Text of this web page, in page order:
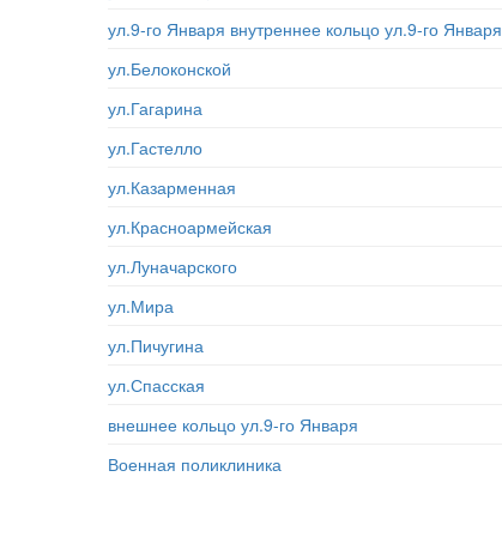
ул.9-го Января внутреннее кольцо ул.9-го Января
ул.Белоконской
ул.Гагарина
ул.Гастелло
ул.Казарменная
ул.Красноармейская
ул.Луначарского
ул.Мира
ул.Пичугина
ул.Спасская
внешнее кольцо ул.9-го Января
Военная поликлиника